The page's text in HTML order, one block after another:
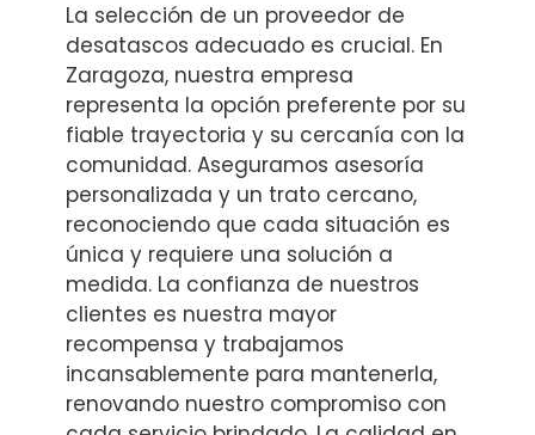
La selección de un proveedor de
desatascos adecuado es crucial. En
Zaragoza, nuestra empresa
representa la opción preferente por su
fiable trayectoria y su cercanía con la
comunidad. Aseguramos asesoría
personalizada y un trato cercano,
reconociendo que cada situación es
única y requiere una solución a
medida. La confianza de nuestros
clientes es nuestra mayor
recompensa y trabajamos
incansablemente para mantenerla,
renovando nuestro compromiso con